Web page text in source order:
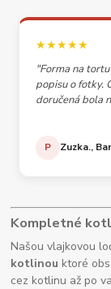
★★★★★
"Forma na
popisu o fotky.
doručená bola
P Zuzka.,
Kompletné
Našou vlajkovou
kotlinou ktoré
cez kotlinu až po